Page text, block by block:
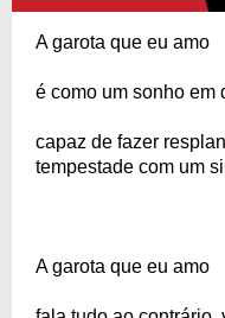
A garota que eu amo
é como um sonho em
capaz de fazer
tempestade com um
A garota que eu amo